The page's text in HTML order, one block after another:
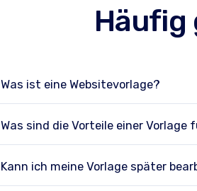
Häufig
Was ist eine Websitevorlage?
Was sind die Vorteile einer Vorlage
Kann ich meine Vorlage später